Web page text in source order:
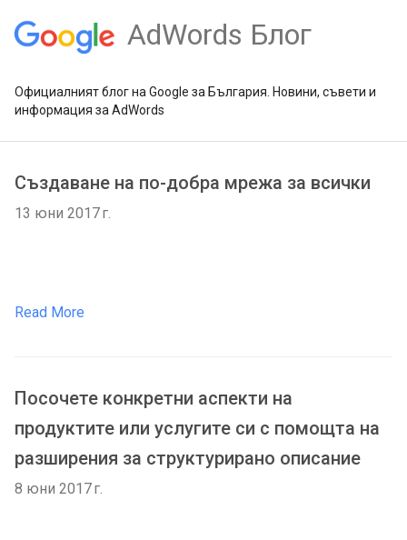
AdWords Блог
Официалният блог на Google за България. Новини, съвети и
информация за AdWords
Създаване на по-добра мрежа за всички
13 юни 2017 г.
Read More
Посочете конкретни аспекти на
продуктите или услугите си с помощта на
разширения за структурирано описание
8 юни 2017 г.